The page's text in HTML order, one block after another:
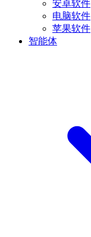
安卓软件
电脑软件
苹果软件
智能体